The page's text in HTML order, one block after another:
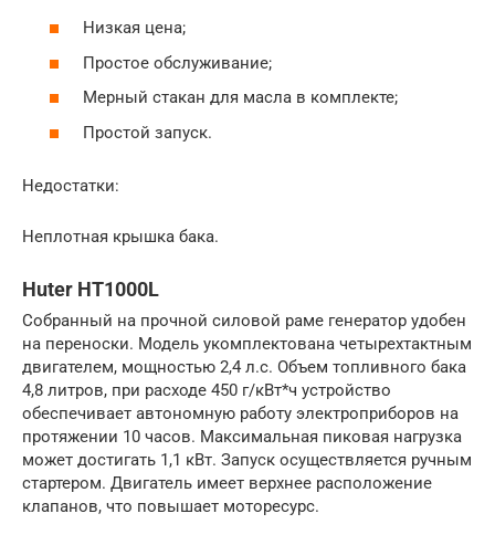
Низкая цена;
Простое обслуживание;
Мерный стакан для масла в комплекте;
Простой запуск.
Недостатки:
Неплотная крышка бака.
Huter HT1000L
Собранный на прочной силовой раме генератор удобен
на переноски. Модель укомплектована четырехтактным
двигателем, мощностью 2,4 л.с. Объем топливного бака
4,8 литров, при расходе 450 г/кВт*ч устройство
обеспечивает автономную работу электроприборов на
протяжении 10 часов. Максимальная пиковая нагрузка
может достигать 1,1 кВт. Запуск осуществляется ручным
стартером. Двигатель имеет верхнее расположение
клапанов, что повышает моторесурс.